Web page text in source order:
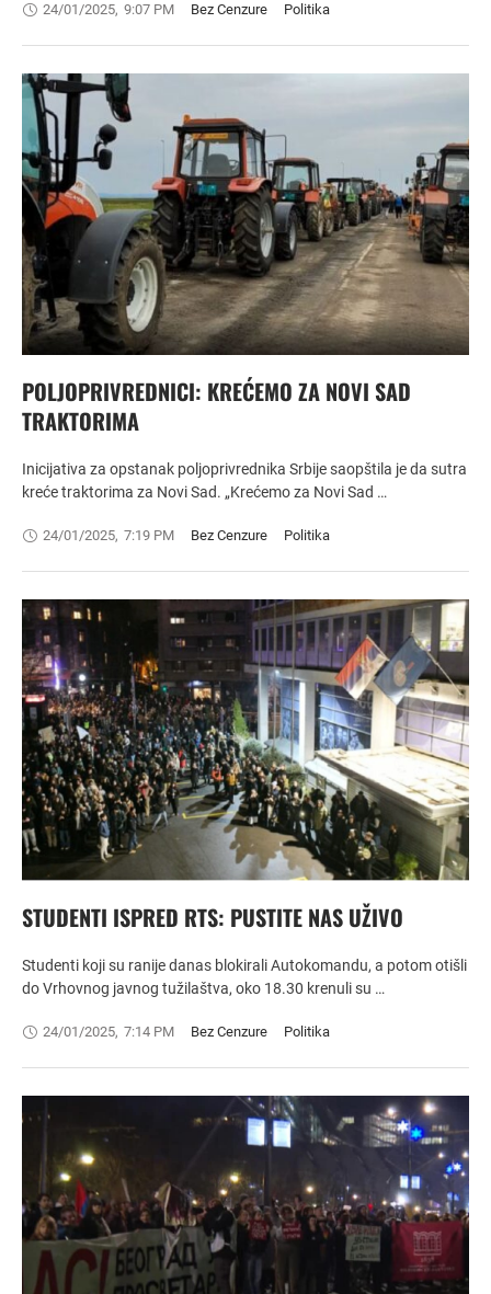
24/01/2025, 9:07 PM Bez Cenzure Politika
POLJOPRIVREDNICI: KREĆEMO ZA NOVI SAD
TRAKTORIMA
Inicijativa za opstanak poljoprivrednika Srbije saopštila je da sutra
kreće traktorima za Novi Sad. „Krećemo za Novi Sad …
24/01/2025, 7:19 PM Bez Cenzure Politika
STUDENTI ISPRED RTS: PUSTITE NAS UŽIVO
Studenti koji su ranije danas blokirali Autokomandu, a potom otišli
do Vrhovnog javnog tužilaštva, oko 18.30 krenuli su …
24/01/2025, 7:14 PM Bez Cenzure Politika